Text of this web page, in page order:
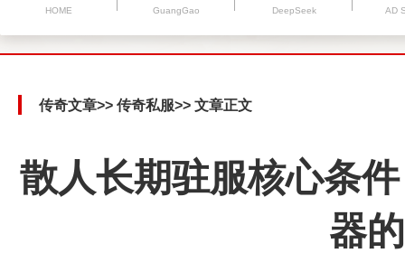
HOME GuangGao DeepSeek AD
传奇文章>> 传奇私服>> 文章正文
散人长期驻服核心条
器